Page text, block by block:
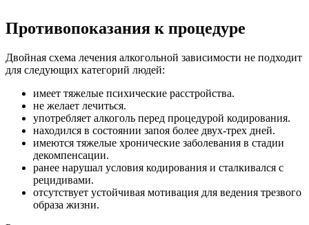
Противопоказания к процедуре
Двойная схема лечения алкогольной зависимости не подходит
для следующих категорий людей:
имеет тяжелые психические расстройства.
не желает лечиться.
употребляет алкоголь перед процедурой кодирования.
находился в состоянии запоя более двух-трех дней.
имеются тяжелые хронические заболевания в стадии
декомпенсации.
ранее нарушал условия кодирования и сталкивался с
рецидивами.
отсутствует устойчивая мотивация для ведения трезвого
образа жизни.